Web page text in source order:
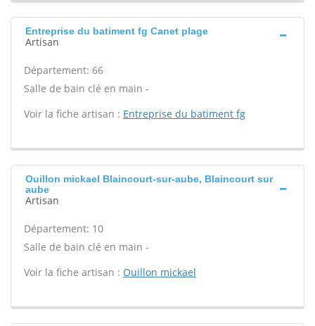
Entreprise du batiment fg Canet plage
Artisan
Département: 66
Salle de bain clé en main -
Voir la fiche artisan : Entreprise du batiment fg
Ouillon mickael Blaincourt-sur-aube, Blaincourt sur
aube
Artisan
Département: 10
Salle de bain clé en main -
Voir la fiche artisan : Ouillon mickael